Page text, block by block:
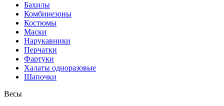
Бахилы
Комбинезоны
Костюмы
Маски
Нарукавники
Перчатки
Фартуки
Халаты одноразовые
Шапочки
Весы